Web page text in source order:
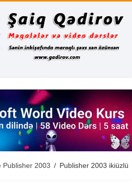
Publisher 2003 / Publisher 2003 ikiüzlü